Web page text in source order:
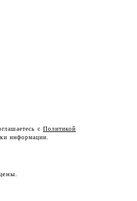
с Политикой
информации.